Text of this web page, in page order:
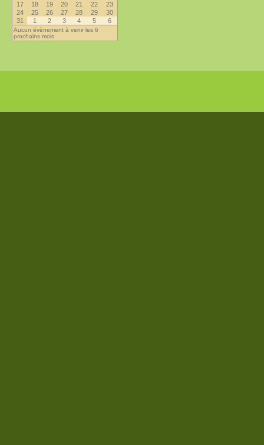
17
18 19 20 21 22
23
24
25 26 27 28 29
30
31
1 2 3 4 5 6
Aucun évènement à venir les 6
prochains mois